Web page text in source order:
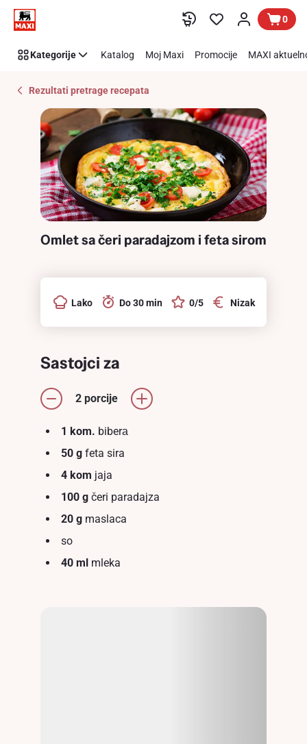
Preskoči link
Recipe
Details
0
Kategorije Katalog Moj Maxi Promocije MAXI
Rezultati pretrage recepata
Omlet sa čeri paradajzom i feta sirom
Lako Do 30 min 0/5 Nizak
Sastojci za
2 porcije
1 kom. biberа
50 g feta sira
4 kom jaja
100 g čeri paradajza
20 g maslaca
so
40 ml mleka